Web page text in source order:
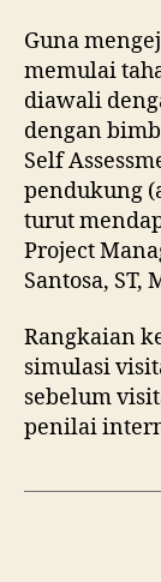
Guna
memulai
diawali
dengan
Self
pendukung
turut
Project
Santosa, ST,
Rangkaian
simulasi
sebelum
penilai